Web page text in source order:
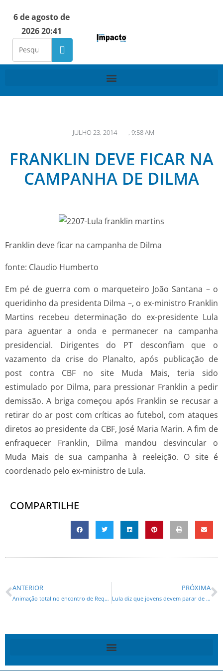
6 de agosto de
2026 20:41
JULHO 23, 2014 , 9:58 AM
FRANKLIN DEVE FICAR NA
CAMPANHA DE DILMA
Franklin deve ficar na campanha de Dilma
fonte: Claudio Humberto
Em pé de guerra com o marqueteiro João Santana – o
queridinho da presidenta Dilma –, o ex-ministro Franklin
Martins recebeu determinação do ex-presidente Lula
para aguentar a onda e permanecer na campanha
presidencial. Dirigentes do PT desconfiam que o
vazamento da crise do Planalto, após publicação de
post contra CBF no site Muda Mais, teria sido
estimulado por Dilma, para pressionar Franklin a pedir
demissão. A briga começou após Franklin se recusar a
retirar do ar post com críticas ao futebol, com ataques
diretos ao presidente da CBF, José Maria Marin. A fim de
enfraquecer Franklin, Dilma mandou desvincular o
Muda Mais de sua campanha à reeleição. O site é
coordenado pelo ex-ministro de Lula.
COMPARTILHE
ANTERIOR
Animação total no encontro de Requião em Irati
PRÓXIMA
Lula diz que jovens devem parar de reclamar